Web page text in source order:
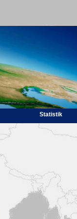
Statistik